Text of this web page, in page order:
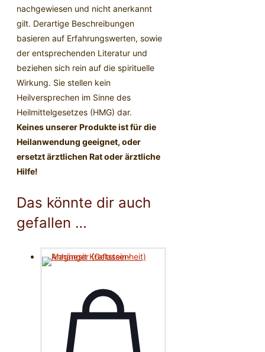
nachgewiesen und nicht anerkannt
gilt. Derartige Beschreibungen
basieren auf Erfahrungswerten, sowie
der entsprechenden Literatur und
beziehen sich rein auf die spirituelle
Wirkung. Sie stellen kein
Heilversprechen im Sinne des
Heilmittelgesetzes (HMG) dar.
Keines unserer Produkte ist für die
Heilanwendung geeignet, oder
ersetzt ärztlichen Rat oder ärztliche
Hilfe!
Das könnte dir auch
gefallen …